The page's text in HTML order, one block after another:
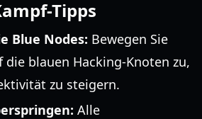
Tipps
Blue Nodes: Bewegen Sie
die blauen Hacking-Knoten zu,
zu steigern.
Alle